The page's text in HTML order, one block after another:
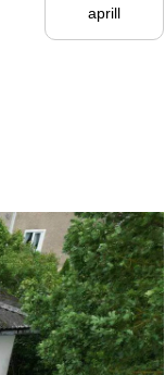
aprill